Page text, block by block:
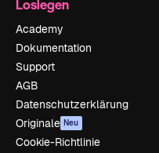
Loslegen
Academy
Dokumentation
Support
AGB
Datenschutzerklärung
Originale Neu
Cookie-Richtlinie